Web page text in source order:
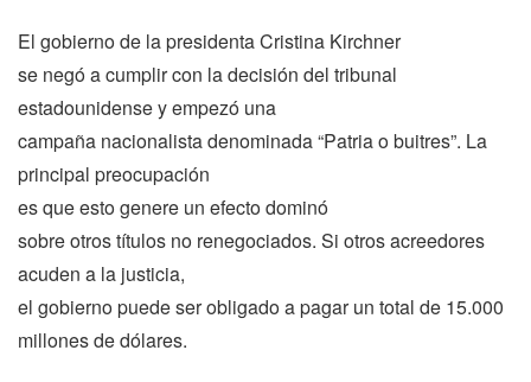
El gobierno de la presidenta Cristina Kirchner
se negó a cumplir con la decisión del tribunal
estadounidense y empezó una
campaña nacionalista denominada “Patria o buitres”. La
principal preocupación
es que esto genere un efecto dominó
sobre otros títulos no renegociados. Si otros acreedores
acuden a la justicia,
el gobierno puede ser obligado a pagar un total de 15.000
millones de dólares.